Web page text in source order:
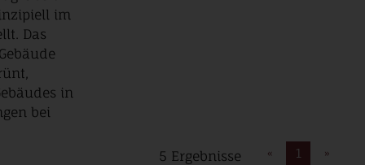
im
Das
in
bei
5 Ergebnisse « 1 »